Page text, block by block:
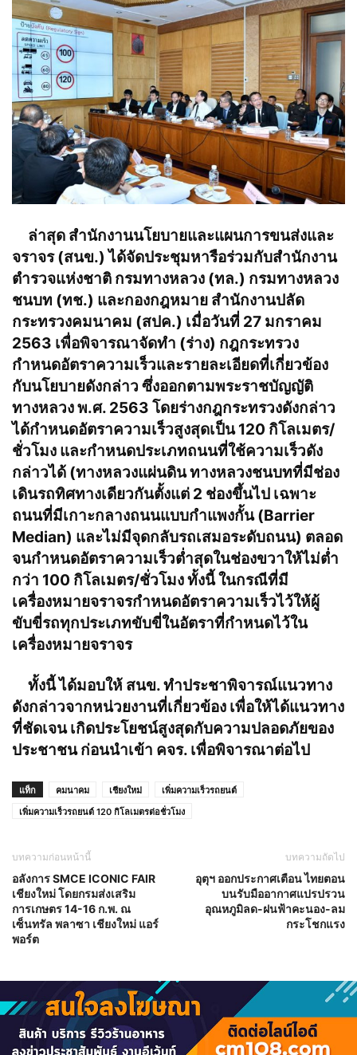
ล่าสุด สำนักงานนโยบายและแผนการขนส่งและ
จราจร (สนข.) ได้จัดประชุมหารือร่วมกับสำนักงาน
ตำรวจแห่งชาติ กรมทางหลวง (ทล.) กรมทางหลวง
ชนบท (ทช.) และกองกฎหมาย สำนักงานปลัด
กระทรวงคมนาคม (สปค.) เมื่อวันที่ 27 มกราคม
2563 เพื่อพิจารณาจัดทำ (ร่าง) กฎกระทรวง
กำหนดอัตราความเร็วและรายละเอียดที่เกี่ยวข้อง
กับนโยบายดังกล่าว ซึ่งออกตามพระราชบัญญัติ
ทางหลวง พ.ศ. 2563 โดยร่างกฎกระทรวงดังกล่าว
ได้กำหนดอัตราความเร็วสูงสุดเป็น 120 กิโลเมตร/
ชั่วโมง และกำหนดประเภทถนนที่ใช้ความเร็วดัง
กล่าวได้ (ทางหลวงแผ่นดิน ทางหลวงชนบทที่มีช่อง
เดินรถทิศทางเดียวกันตั้งแต่ 2 ช่องขึ้นไป เฉพาะ
ถนนที่มีเกาะกลางถนนแบบกำแพงกั้น (Barrier
Median) และไม่มีจุดกลับรถเสมอระดับถนน) ตลอด
จนกำหนดอัตราความเร็วต่ำสุดในช่องขวาให้ไม่ต่ำ
กว่า 100 กิโลเมตร/ชั่วโมง ทั้งนี้ ในกรณีที่มี
เครื่องหมายจราจรกำหนดอัตราความเร็วไว้ให้ผู้
ขับขี่รถทุกประเภทขับขี่ในอัตราที่กำหนดไว้ใน
เครื่องหมายจราจร
ทั้งนี้ ได้มอบให้ สนข. ทำประชาพิจารณ์แนวทาง
ดังกล่าวจากหน่วยงานที่เกี่ยวข้อง เพื่อให้ได้แนวทาง
ที่ชัดเจน เกิดประโยชน์สูงสุดกับความปลอดภัยของ
ประชาชน ก่อนนำเข้า คจร. เพื่อพิจารณาต่อไป
แท็ก คมนาคม เชียงใหม่
เพิ่มความเร็วรถยนต์
เพิ่มความเร็วรถยนต์ 120 กิโลเมตรต่อชั่วโมง
บทความก่อนหน้านี้
อลังการ SMCE ICONIC FAIR
เชียงใหม่ โดยกรมส่งเสริม
การเกษตร 14-16 ก.พ. ณ
เซ็นทรัล พลาซา เชียงใหม่ แอร์
พอร์ต
บทความถัดไป
อุตุฯ ออกประกาศเตือน ไทยตอน
บนรับมืออากาศแปรปรวน
อุณหภูมิลด-ฝนฟ้าคะนอง-ลม
กระโชกแรง